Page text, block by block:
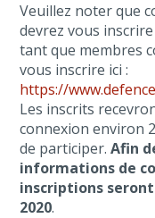
Veuillez noter que
devrez vous
tant que membres
vous inscrire ici :
https://
Les inscrits
connexion environ
de participer.Afin
informations de
inscriptions seront
2020.